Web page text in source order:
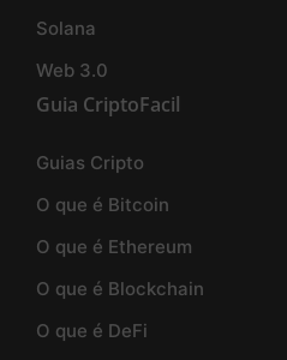
Solana
Web 3.0
Guia CriptoFacil
Guias Cripto
O que é Bitcoin
O que é Ethereum
O que é Blockchain
O que é DeFi